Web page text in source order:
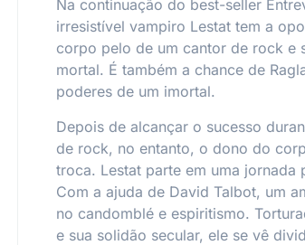
Na continuação do best-seller
irresistível vampiro Lestat tem a
corpo pelo de um cantor de rock e
mortal. É também a chance de
poderes de um imortal.
Depois de alcançar o sucesso
de rock, no entanto, o dono do
troca. Lestat parte em uma jornada
Com a ajuda de David Talbot, um
no candomblé e espiritismo.
e sua solidão secular, ele se vê